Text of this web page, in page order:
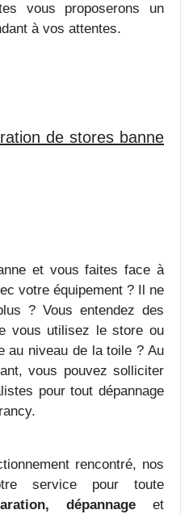
vous proposerons un
à vos attentes.
de stores banne
et vous faites face à
votre équipement ? Il ne
? Vous entendez des
vous utilisez le store ou
au niveau de la toile ? Au
vous pouvez solliciter
pour tout dépannage
rencontré, nos
service pour toute
dépannage et